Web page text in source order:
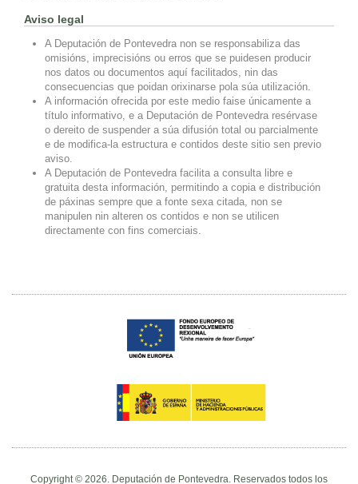
Aviso legal
A Deputación de Pontevedra non se responsabiliza das
omisións, imprecisións ou erros que se puidesen producir
nos datos ou documentos aquí facilitados, nin das
consecuencias que poidan orixinarse pola súa utilización.
A información ofrecida por este medio faise únicamente a
título informativo, e a Deputación de Pontevedra resérvase
o dereito de suspender a súa difusión total ou parcialmente
e de modifica-la estructura e contidos deste sitio sen previo
aviso.
A Deputación de Pontevedra facilita a consulta libre e
gratuita desta información, permitindo a copia e distribución
de páxinas sempre que a fonte sexa citada, non se
manipulen nin alteren os contidos e non se utilicen
directamente con fins comerciais.
Copyright © 2026. Deputación de Pontevedra. Reservados todos los